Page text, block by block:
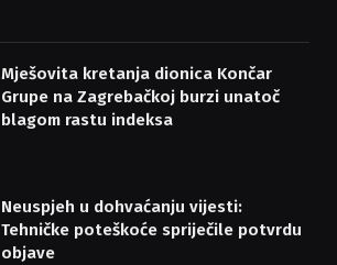
Mješovita kretanja dionica Končar
Grupe na Zagrebačkoj burzi unatoč
blagom rastu indeksa
Neuspjeh u dohvaćanju vijesti:
Tehničke poteškoće spriječile potvrdu
objave